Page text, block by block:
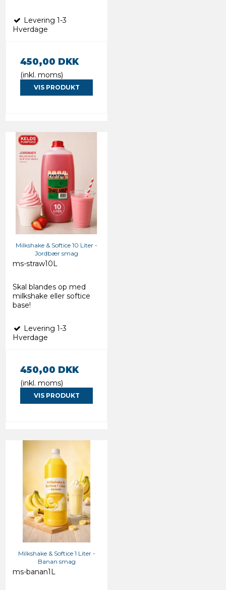
Levering 1-3
Hverdage
450,00 DKK
(inkl. moms)
VIS PRODUKT
Milkshake & Softice 10 Liter -
Jordbær smag
ms-straw10L
Skal blandes op med
milkshake eller softice
base!
Levering 1-3
Hverdage
450,00 DKK
(inkl. moms)
VIS PRODUKT
Milkshake & Softice 1 Liter -
Banan smag
ms-banan1L